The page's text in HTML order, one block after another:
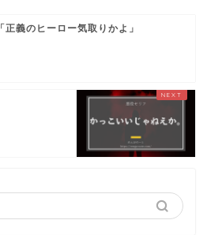
「正義のヒーロー気取りかよ」